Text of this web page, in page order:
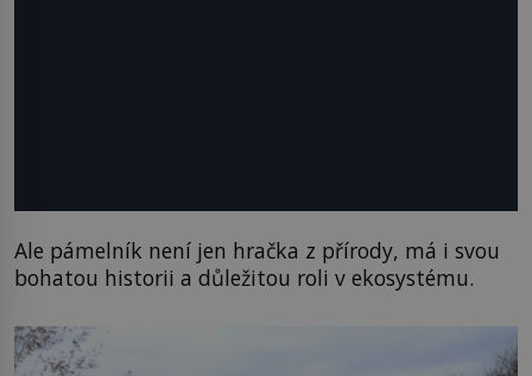
Ale pámelník není jen hračka z přírody, má i svou
bohatou historii a důležitou roli v ekosystému.